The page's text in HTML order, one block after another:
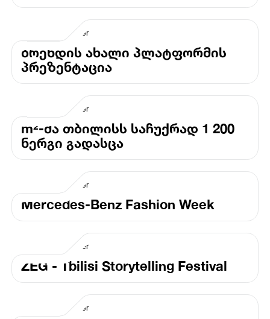
ბრენდის ახალი პლატფორმის
პრეზენტაცია
m²-მა თბილისს საჩუქრად 1 200
ნერგი გადასცა
Mercedes-Benz Fashion Week
ZEG - Tbilisi Storytelling Festival